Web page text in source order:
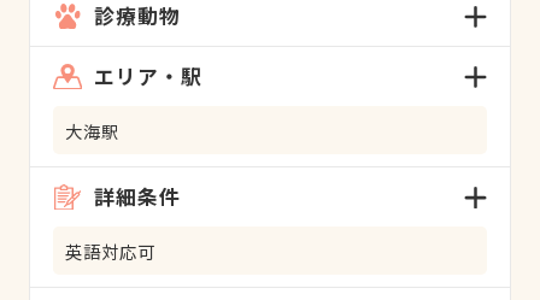
診療動物
エリア・駅
大海駅
詳細条件
英語対応可